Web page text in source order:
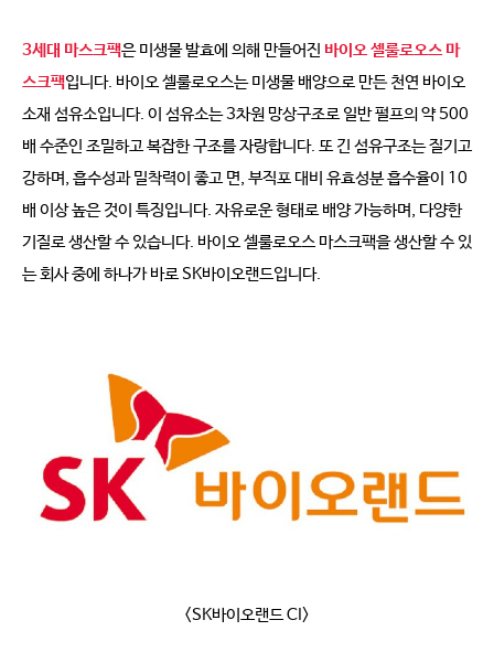
3세대 마스크팩은 미생물 발효에 의해 만들어진 바이오 셀룰로오스 마
스크팩입니다. 바이오 셀룰로오스는 미생물 배양으로 만든 천연 바이오
소재 섬유소입니다. 이 섬유소는 3차원 망상구조로 일반 펄프의 약 500
배 수준인 조밀하고 복잡한 구조를 자랑합니다. 또 긴 섬유구조는 질기고
강하며, 흡수성과 밀착력이 좋고 면, 부직포 대비 유효성분 흡수율이 10
배 이상 높은 것이 특징입니다. 자유로운 형태로 배양 가능하며, 다양한
기질로 생산할 수 있습니다. 바이오 셀룰로오스 마스크팩을 생산할 수 있
는 회사 중에 하나가 바로 SK바이오랜드입니다.
<SK바이오랜드 CI>